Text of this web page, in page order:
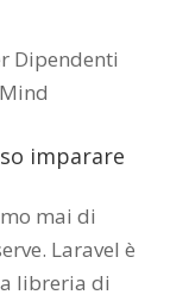
Dipendenti
imparare
mai di
Laravel è
libreria di